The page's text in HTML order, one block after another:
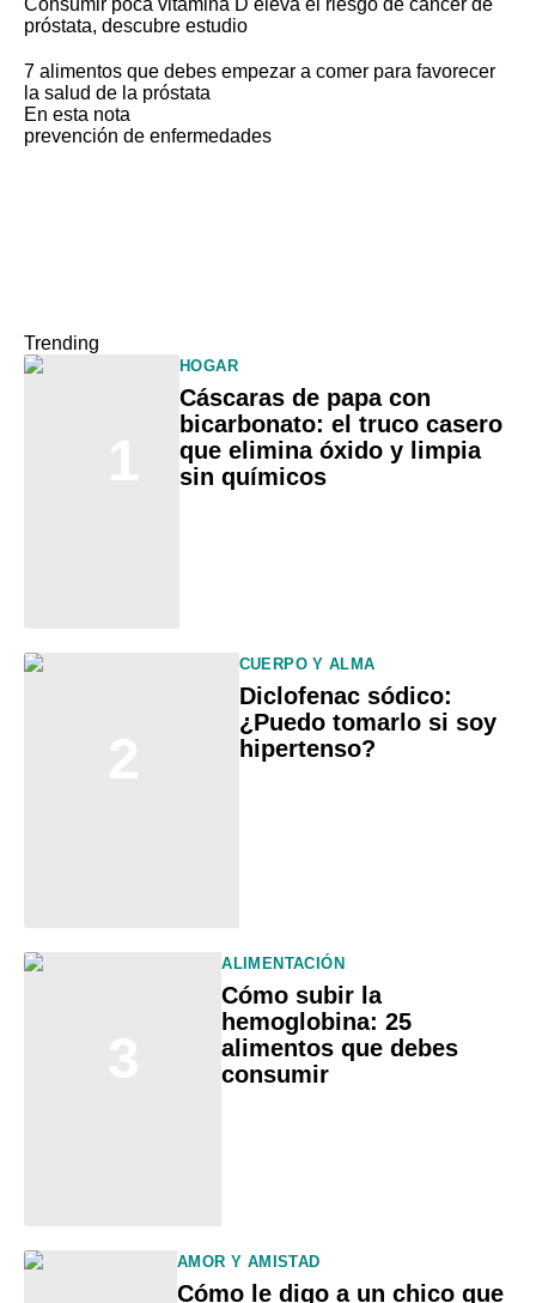
Consumir poca vitamina D eleva el riesgo de cáncer de
próstata, descubre estudio
7 alimentos que debes empezar a comer para favorecer
la salud de la próstata
En esta nota
prevención de enfermedades
Trending
HOGAR
Cáscaras de papa con
bicarbonato: el truco casero
que elimina óxido y limpia
sin químicos
CUERPO Y ALMA
Diclofenac sódico:
¿Puedo tomarlo si soy
hipertenso?
ALIMENTACIÓN
Cómo subir la
hemoglobina: 25
alimentos que debes
consumir
AMOR Y AMISTAD
Cómo le digo a un chico que